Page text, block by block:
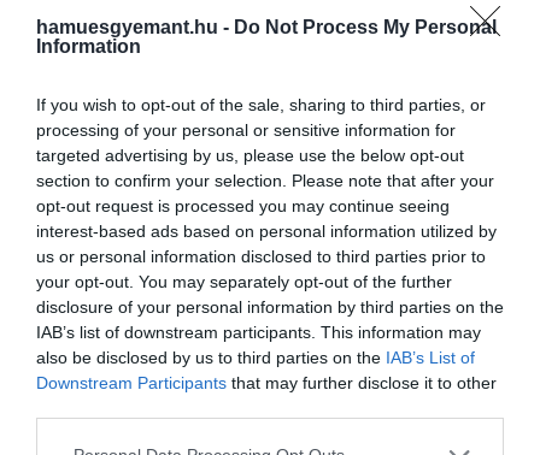
hamuesgyemant.hu - Do Not Process My Personal
Information
If you wish to opt-out of the sale, sharing to third parties, or
processing of your personal or sensitive information for
targeted advertising by us, please use the below opt-out
section to confirm your selection. Please note that after your
opt-out request is processed you may continue seeing
interest-based ads based on personal information utilized by
us or personal information disclosed to third parties prior to
your opt-out. You may separately opt-out of the further
disclosure of your personal information by third parties on the
IAB’s list of downstream participants. This information may
also be disclosed by us to third parties on the IAB’s List of
Downstream Participants that may further disclose it to other
Please note that this website/app uses one or more Google
Új életre vágynánk egy mediterrán
faluban vagy egy alpesi völgyben? A világ
néhány országa ma már nemcsak tárt
karokkal, hanem anyagi támogatással is
várja azokat, akik hajlandóak náluk új
otthont teremteni.
2025. OKTÓBER 7. ● HAMU ÉS GYÉMÁNT
7 hely a világon, ahol pénzt
kapunk, ha új életet kezdünk
HAMU ÉS GYÉMÁNT